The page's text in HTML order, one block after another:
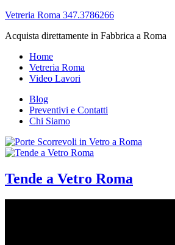
Vetreria Roma 347.3786266
Acquista direttamente in Fabbrica a Roma
Home
Vetreria Roma
Video Lavori
Blog
Preventivi e Contatti
Chi Siamo
Tende a Vetro Roma